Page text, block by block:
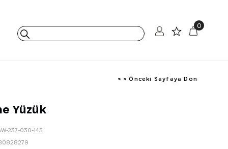
0
< < Önceki Sayfaya Dön
Yüzük
237-030-145